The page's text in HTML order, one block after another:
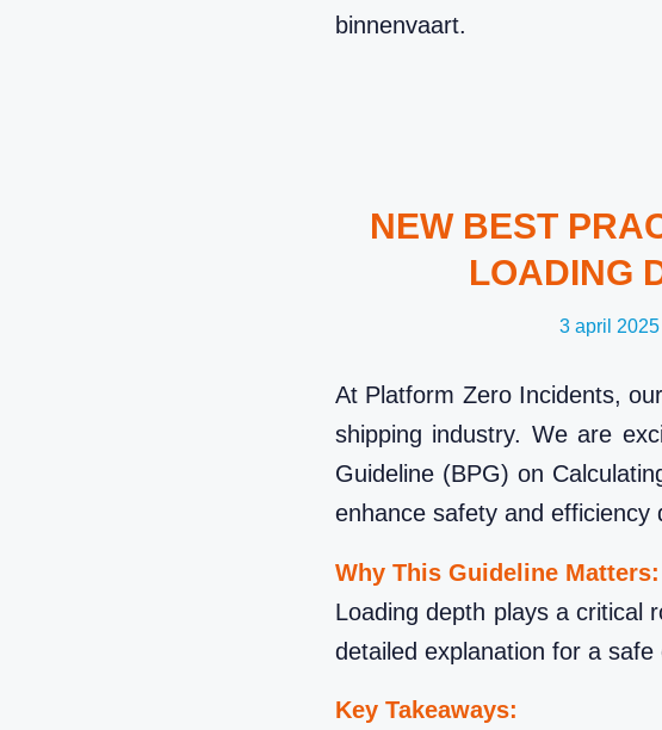
binnenvaart.
NEW BEST
LOADING
3 april 2025
At Platform Zero Incidents,
shipping industry. We are
Guideline (BPG) on
enhance safety and efficiency
Why This Guideline Matters:
Loading depth plays a critical
detailed explanation for a
Key Takeaways: